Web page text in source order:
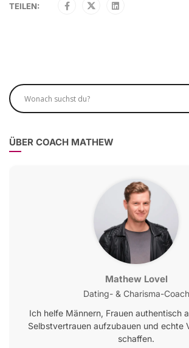
TEILEN:
ÜBER COACH MATHEW
Mathew Lovel
Dating- & Charisma-Coach
Ich helfe Männern, Frauen authentisch
Selbstvertrauen aufzubauen und echte
schaffen.